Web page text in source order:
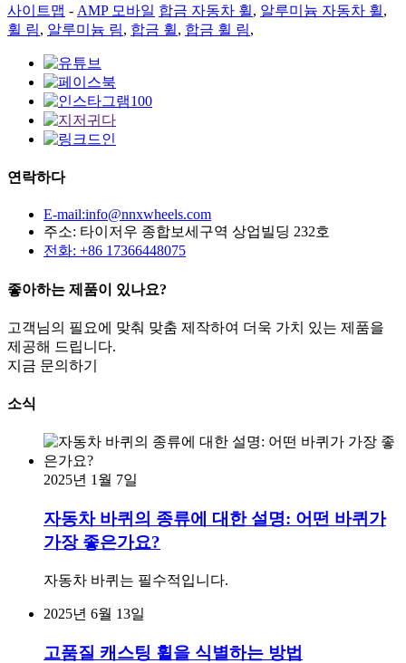
사이트맵 - AMP 모바일 합금 자동차 휠, 알루미늄 자동차 휠,
휠 림, 알루미늄 림, 합금 휠, 합금 휠 림,
연락하다
E-mail:info@nnxwheels.com
주소: 타이저우 종합보세구역 상업빌딩 232호
전화: +86 17366448075
좋아하는 제품이 있나요?
고객님의 필요에 맞춰 맞춤 제작하여 더욱 가치 있는 제품을
제공해 드립니다.
지금 문의하기
소식
2025년 1월 7일
자동차 바퀴의 종류에 대한 설명: 어떤 바퀴가
가장 좋은가요?
자동차 바퀴는 필수적입니다.
2025년 6월 13일
고품질 캐스팅 휠을 식별하는 방법